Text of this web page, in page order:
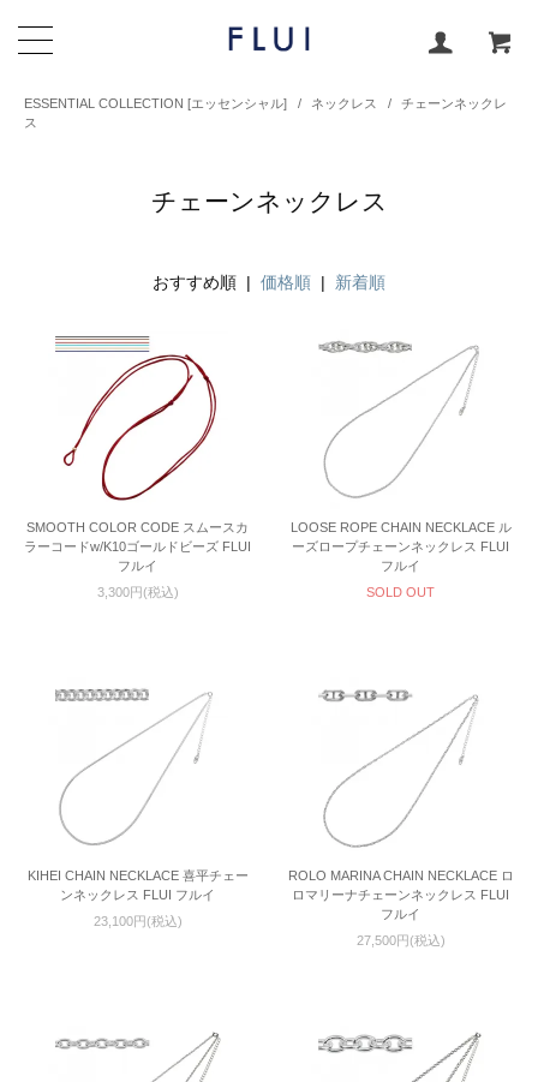
ESSENTIAL COLLECTION [エッセンシャル] / ネックレス /
チェーンネックレ
ス
チェーンネックレス
おすすめ順 | 価格順 | 新着順
SMOOTH COLOR CODE スムースカ
ラーコードw/K10ゴールドビーズ FLUI
フルイ
3,300円(税込)
LOOSE ROPE CHAIN NECKLACE ル
ーズロープチェーンネックレス FLUI
フルイ
SOLD OUT
KIHEI CHAIN NECKLACE 喜平チェー
ンネックレス FLUI フルイ
23,100円(税込)
ROLO MARINA CHAIN NECKLACE ロ
ロマリーナチェーンネックレス FLUI
フルイ
27,500円(税込)